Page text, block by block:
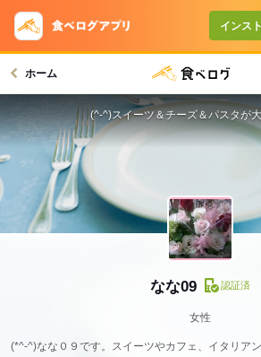
インス
ホーム
なな09 認証済
女性
(*^-^)なな０９です。スイーツやカフェ、イタリア
(^-^)スイーツ＆チーズ＆パスタが